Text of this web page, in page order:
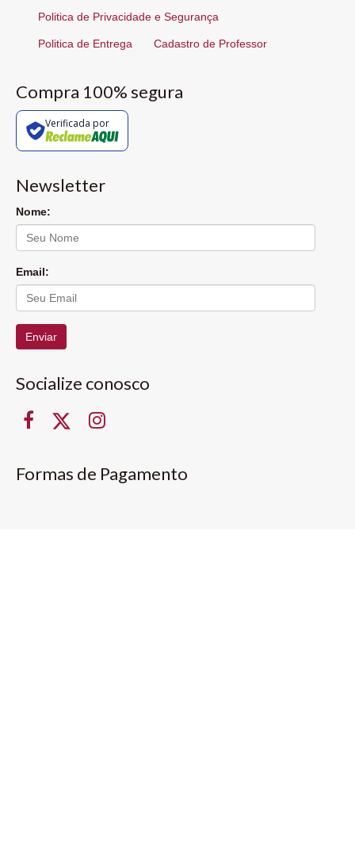
Politica de Privacidade e Segurança
Politica de Entrega Cadastro de Professor
Compra 100% segura
Verificada por
Newsletter
Nome:
Email:
Enviar
Socialize conosco
Formas de Pagamento